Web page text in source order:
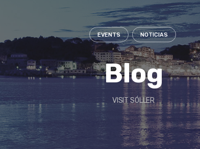
EVENTS NOTICIAS
Blog
VISIT SÓLLER